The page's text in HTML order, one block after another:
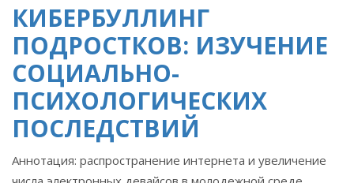
КИБЕРБУЛЛИНГ
ПОДРОСТКОВ: ИЗУЧЕНИЕ
СОЦИАЛЬНО-
ПСИХОЛОГИЧЕСКИХ
ПОСЛЕДСТВИЙ
Аннотация: распространение интернета и увеличение